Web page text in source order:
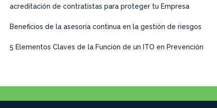
acreditación de contratistas para proteger tu Empresa
Beneficios de la asesoría continua en la gestión de riesgos
5 Elementos Claves de la Función de un ITO en Prevención